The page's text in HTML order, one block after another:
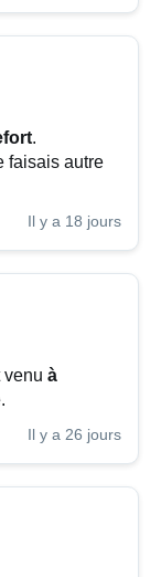
.
faisais autre
Il y a 18 jours
venu à
Il y a 26 jours